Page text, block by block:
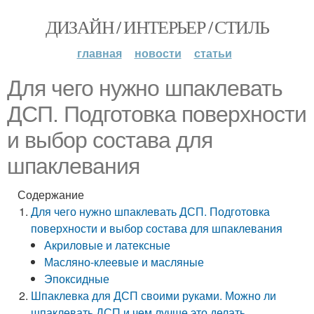
ДИЗАЙН / ИНТЕРЬЕР / СТИЛЬ
главная новости статьи
Для чего нужно шпаклевать
ДСП. Подготовка поверхности
и выбор состава для
шпаклевания
Содержание
Для чего нужно шпаклевать ДСП. Подготовка
поверхности и выбор состава для шпаклевания
Акриловые и латексные
Масляно-клеевые и масляные
Эпоксидные
Шпаклевка для ДСП своими руками. Можно ли